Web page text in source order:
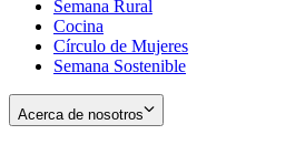
Semana Rural
Cocina
Círculo de Mujeres
Semana Sostenible
Acerca de nosotros